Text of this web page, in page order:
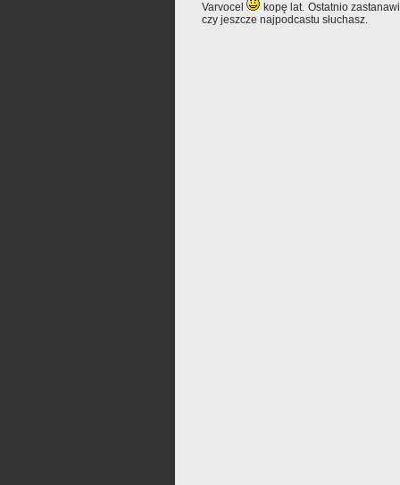
Varvocel
kopę lat. Ostatnio
czy jeszcze najpodcastu słuchasz.